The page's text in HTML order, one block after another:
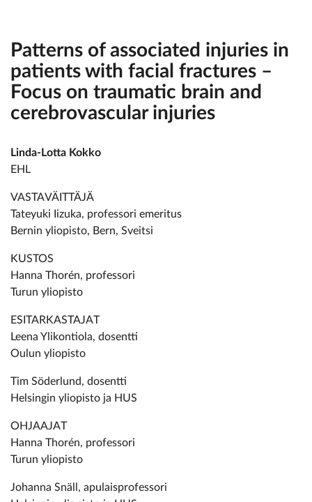
Patterns of associated injuries in
patients with facial fractures –
Focus on traumatic brain and
cerebrovascular injuries
Linda-Lotta Kokko
EHL
VASTAVÄITTÄJÄ
Tateyuki Iizuka, professori emeritus
Bernin yliopisto, Bern, Sveitsi
KUSTOS
Hanna Thorén, professori
Turun yliopisto
ESITARKASTAJAT
Leena Ylikontiola, dosentti
Oulun yliopisto
Tim Söderlund, dosentti
Helsingin yliopisto ja HUS
OHJAAJAT
Hanna Thorén, professori
Turun yliopisto
Johanna Snäll, apulaisprofessori